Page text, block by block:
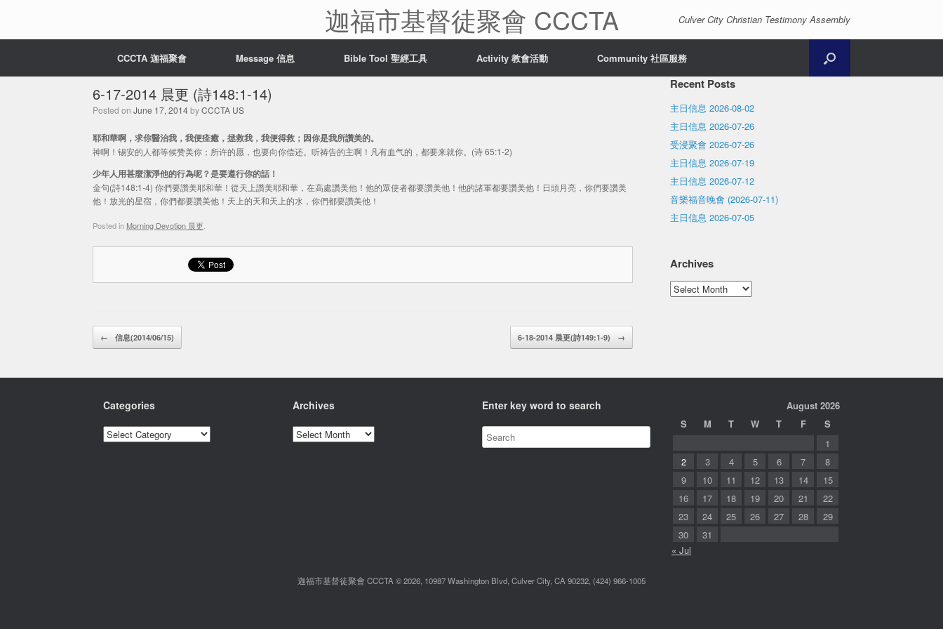
迦福市基督徒聚會 CCCTA Culver City Christian Testimony Assembly
CCCTA 迦福聚會 Message 信息 Bible Tool 聖經工具 Activity 教會活動 Community 社區服務
6-17-2014 晨更 (詩148:1-14)
Posted on June 17, 2014byCCCTA US
耶和華啊，求你醫治我，我便痊癒，拯救我，我便得救；因你是我所讚美的。
神啊！锡安的人都等候赞美你；所许的愿，也要向你偿还。听祷告的主啊！凡有血气的，都要来就你。(诗 65:1-2)
少年人用甚麼潔淨他的行為呢？是要遵行你的話！
金句(詩148:1-4) 你們要讚美耶和華！從天上讚美耶和華，在高處讚美他！他的眾使者都要讚美他！他的諸軍都要讚美他！日頭月亮，你們要讚美
他！放光的星宿，你們都要讚美他！天上的天和天上的水，你們都要讚美他！
Posted in Morning Devotion 晨更
Post navigation
← 信息(2014/06/15) 6-18-2014 晨更(詩149:1-9) →
Recent Posts
主日信息 2026-08-02
主日信息 2026-07-26
受浸聚會 2026-07-26
主日信息 2026-07-19
主日信息 2026-07-12
音樂福音晚會 (2026-07-11)
主日信息 2026-07-05
Archives
Archives
Categories
Categories
Archives
Archives
Enter key word to search
August 2026
S
M T W T F
S
1
2
3 4 5 6 7
8
9
10 11 12 13 14
15
16
17 18 19 20 21
22
23
24 25 26 27 28
29
30
31
« Jul
迦福市基督徒聚會 CCCTA © 2026, 10987 Washington Blvd, Culver City, CA 90232, (424) 966-1005